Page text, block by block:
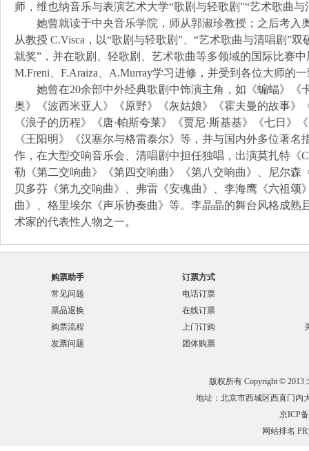
师，维也纳⾳乐与表演艺术⼤学“歌剧与轻歌剧”“艺术歌曲与
她曾就读于中央⾳乐学院，师从郭淑珍教授；之后考⼊
从教授 C.Visca，以“歌剧与轻歌剧”、“艺术歌曲与清唱剧”
就奖”，并在歌剧、轻歌剧、艺术歌曲等多领域的国际⽐赛
M.Freni、F.Araiza、A.Murray学习进修，并受到各位⼤师的
她曾在20余部中外经典歌剧中饰演主⻆，如《蝙蝠》《
奥》《波⻄⽶亚⼈》《原野》《灰姑娘》《霍夫曼的故事》
《浪⼦的历程》《唐·帕斯夸莱》《贾尼·斯基基》《七⽇》
《王阳明》《汉塞尔与格雷泰尔》等，并与国内外多位著
作，在⼤型交响⾳乐会、清唱剧中担任独唱，出演莫扎特《
勒《第⼆交响曲》《第四交响曲》《第⼋交响曲》、尼尔森
⻉多芬《第九交响曲》、弗雷《安魂曲》、李海鹰《六祖颂
曲》、格⾥埃尔《声乐协奏曲》等。李晶晶的舞台⻛格成熟
术家的代表性⼈物之⼀。
购票助手
常见问题
票品退换
购票流程
发票问题
订票方式
电话订票
在线订票
上门订购
团体购票
版权所有 Copyright © 2013
地址：北京市西城区西直门内
京ICP
网站排名